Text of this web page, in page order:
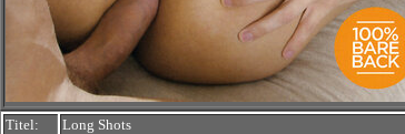
Titel:
Long Shots